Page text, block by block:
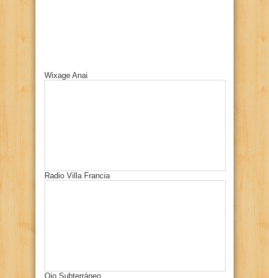
Wixage Anai
Radio Villa Francia
Ojo Subterráneo